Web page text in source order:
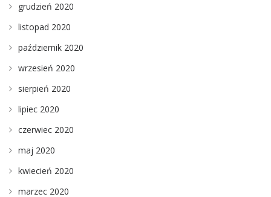
grudzień 2020
listopad 2020
październik 2020
wrzesień 2020
sierpień 2020
lipiec 2020
czerwiec 2020
maj 2020
kwiecień 2020
marzec 2020